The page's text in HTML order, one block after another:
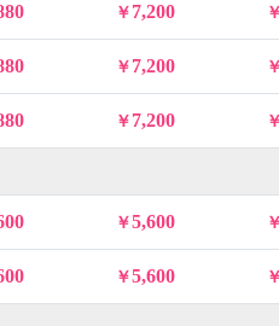
7,200
7,200
7,200
5,600
5,600